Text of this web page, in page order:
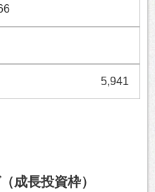
5,941
成長投資枠）